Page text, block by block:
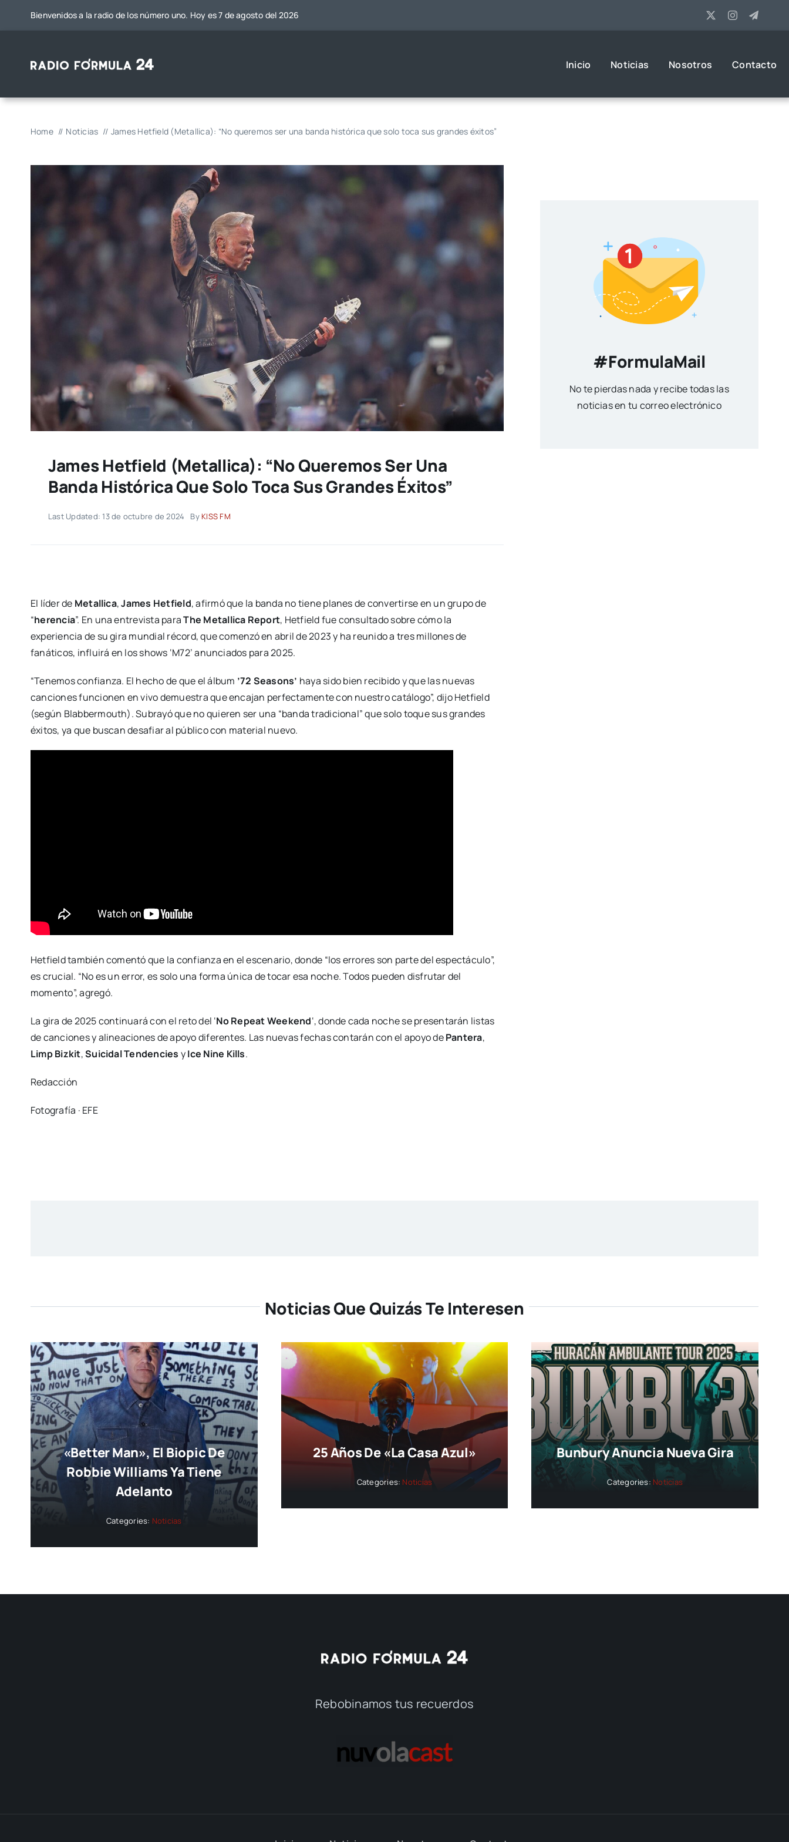
Bienvenidos a la radio de los número uno. Hoy es 7 de agosto del 2026
Inicio Noticias Nosotros Contacto
Home Noticias James Hetfield (Metallica): “No queremos ser una banda histórica que solo toca sus grandes éxitos”
James Hetfield (Metallica): “No Queremos Ser Una
Banda Histórica Que Solo Toca Sus Grandes Éxitos”
Last Updated: 13 de octubre de 2024 By KISS FM
El líder de Metallica,James Hetfield, afirmó que la banda no tiene planes de convertirse en un grupo de
“herencia”. En una entrevista paraThe Metallica Report, Hetfield fue consultado sobre cómo la
experiencia de su gira mundial récord, que comenzó en abril de 2023 y ha reunido a tres millones de
fanáticos, influirá en los shows ‘M72’ anunciados para 2025.
“Tenemos confianza. El hecho de que el álbum ’72 Seasons’ haya sido bien recibido y que las nuevas
canciones funcionen en vivo demuestra que encajan perfectamente con nuestro catálogo”, dijo Hetfield
(según Blabbermouth). Subrayó que no quieren ser una “banda tradicional” que solo toque sus grandes
éxitos, ya que buscan desafiar al público con material nuevo.
Hetfield también comentó que la confianza en el escenario, donde “los errores son parte del espectáculo”,
es crucial. “No es un error, es solo una forma única de tocar esa noche. Todos pueden disfrutar del
momento”, agregó.
La gira de 2025 continuará con el reto del ‘No Repeat Weekend‘, donde cada noche se presentarán listas
de canciones y alineaciones de apoyo diferentes. Las nuevas fechas contarán con el apoyo dePantera,
Limp Bizkit,Suicidal Tendencies yIce Nine Kills.
Redacción
Fotografía · EFE
#FormulaMail
No te pierdas nada y recibe todas las
noticias en tu correo electrónico
Noticias Que Quizás Te Interesen
«Better Man», El Biopic De
Robbie Williams Ya Tiene
Adelanto
Categories: Noticias
25 Años De «La Casa Azul»
Categories: Noticias
Bunbury Anuncia Nueva Gira
Categories: Noticias
Rebobinamos tus recuerdos